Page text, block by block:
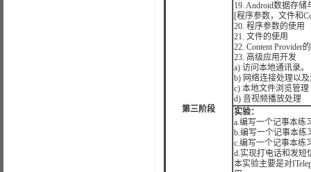
第三阶段
19. Android数据存储
[程序参数，文件和
20. 程序参数的使用
21. 文件的使用
22. Content Provider
23. 高级应用开发
a) 访问本地通讯录。
b) 网络连接处理以
c) 本地文件浏览管理
d) 音视频播放处理
实验：
a.编写一个记事本练
b.编写一个记事本练
c.编写一个记事本练
d.实现打电话和发短
本实验主要是对